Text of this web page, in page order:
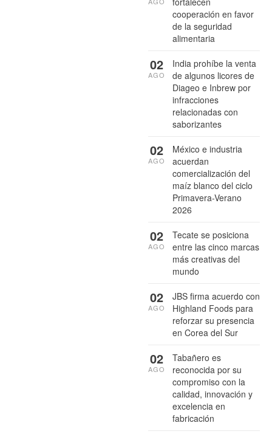
cooperación en favor
de la seguridad
alimentaria
India prohíbe la venta
de algunos licores de
Diageo e Inbrew por
infracciones
relacionadas con
saborizantes
02
AGO
México e industria
acuerdan
comercialización del
maíz blanco del ciclo
Primavera-Verano
2026
02
AGO
Tecate se posiciona
entre las cinco marcas
más creativas del
mundo
02
AGO
JBS firma acuerdo con
Highland Foods para
reforzar su presencia
en Corea del Sur
02
AGO
Tabañero es
reconocida por su
compromiso con la
calidad, innovación y
excelencia en
fabricación
02
AGO